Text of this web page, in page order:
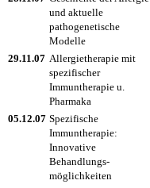
und aktuelle
pathogenetische
Modelle
29.11.07 Allergietherapie mit
spezifischer
Immuntherapie u.
Pharmaka
05.12.07 Spezifische
Immuntherapie:
Innovative
Behandlungs-
möglichkeiten